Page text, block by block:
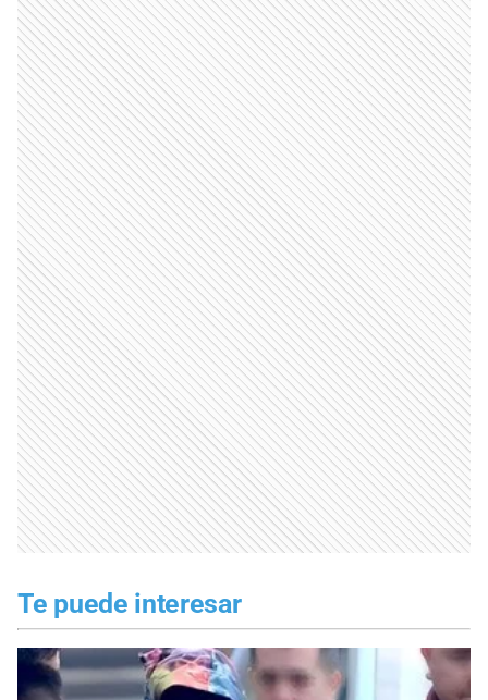
Te puede interesar